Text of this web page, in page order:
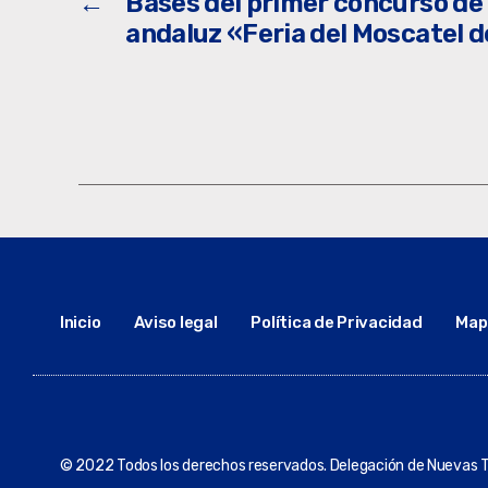
andaluz «Feria del Moscatel
Inicio Aviso legal Política de Privacidad
© 2022 Todos los derechos reservados. Delegación de Nuevas